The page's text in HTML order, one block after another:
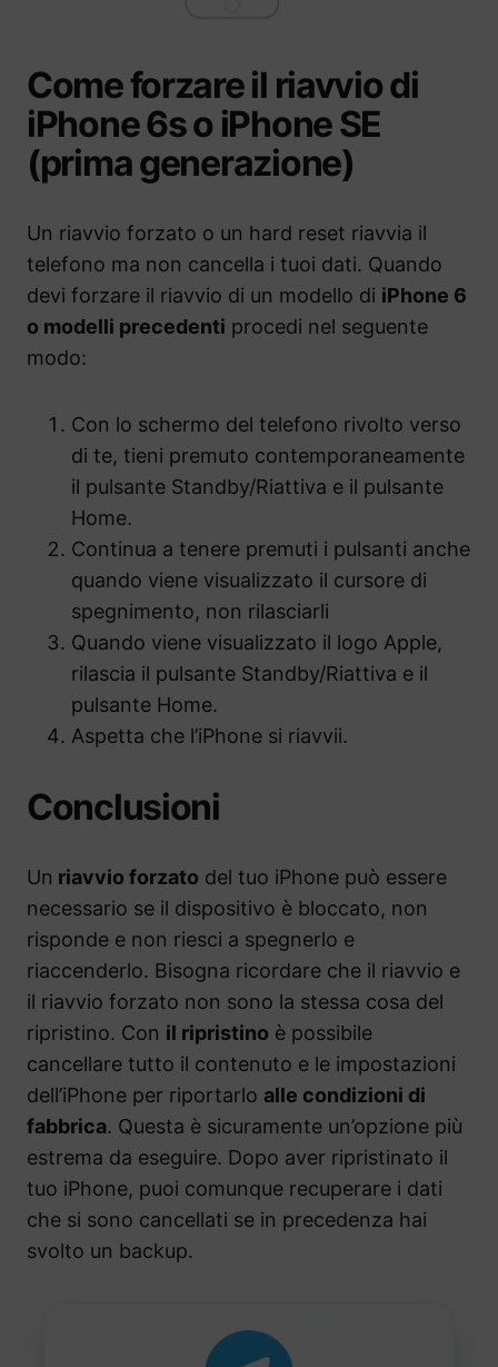
Come forzare il riavvio di
iPhone 6s o iPhone SE
(prima generazione)
Un riavvio forzato o un hard reset riavvia il
telefono ma non cancella i tuoi dati. Quando
devi forzare il riavvio di un modello di iPhone 6
o modelli precedenti procedi nel seguente
modo:
Con lo schermo del telefono rivolto verso
di te, tieni premuto contemporaneamente
il pulsante Standby/Riattiva e il pulsante
Home.
Continua a tenere premuti i pulsanti anche
quando viene visualizzato il cursore di
spegnimento, non rilasciarli
Quando viene visualizzato il logo Apple,
rilascia il pulsante Standby/Riattiva e il
pulsante Home.
Aspetta che l’iPhone si riavvii.
Conclusioni
Un riavvio forzato del tuo iPhone può essere
necessario se il dispositivo è bloccato, non
risponde e non riesci a spegnerlo e
riaccenderlo. Bisogna ricordare che il riavvio e
il riavvio forzato non sono la stessa cosa del
ripristino. Con il ripristino è possibile
cancellare tutto il contenuto e le impostazioni
dell’iPhone per riportarlo alle condizioni di
fabbrica. Questa è sicuramente un’opzione più
estrema da eseguire. Dopo aver ripristinato il
tuo iPhone, puoi comunque recuperare i dati
che si sono cancellati se in precedenza hai
svolto un backup.